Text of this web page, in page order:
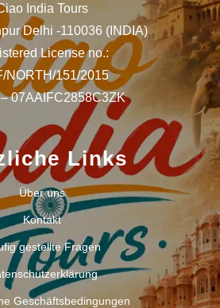
India Tours
Delhi -110036 (INDIA)
License no.:
NORTH/151/2015
07AAIFC2858C3ZK
Links
Über uns
Kontakt
gestellte Fragen
Geschäftsbedingungen